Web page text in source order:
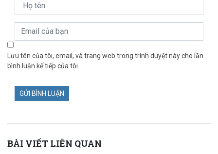
Lưu tên của tôi, email, và trang web trong trình duyệt này cho lần
bình luận kế tiếp của tôi.
BÀI VIẾT LIÊN QUAN